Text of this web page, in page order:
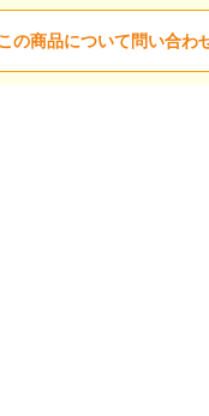
の商品について問い合わ